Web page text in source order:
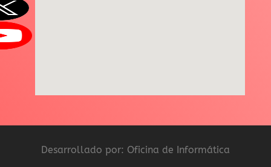
Desarrollado por: Oficina de Informática